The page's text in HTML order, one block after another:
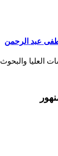
عبد الرحمن
العليا والبحوث